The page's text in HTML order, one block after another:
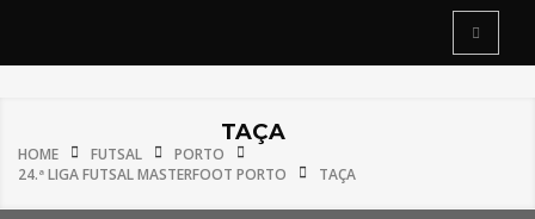
TAÇA
HOME FUTSAL
PORTO
24.ª LIGA FUTSAL MASTERFOOT PORTO
TAÇA